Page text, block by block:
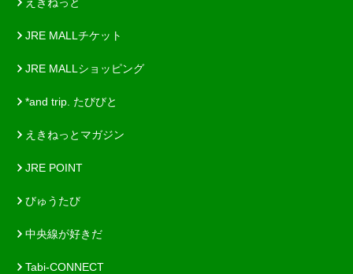
JRE MALLチケット
JRE MALLショッピング
*and trip. たびびと
えきねっとマガジン
JRE POINT
びゅうたび
中央線が好きだ
Tabi-CONNECT